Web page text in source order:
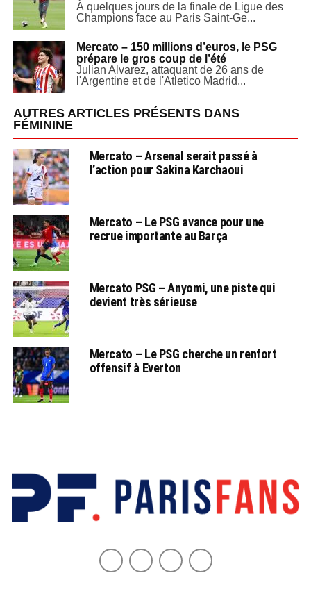
À quelques jours de la finale de Ligue des
Champions face au Paris Saint-Ge...
Mercato – 150 millions d’euros, le PSG
prépare le gros coup de l’été
Julian Alvarez, attaquant de 26 ans de
l'Argentine et de l'Atletico Madrid...
AUTRES ARTICLES PRÉSENTS DANS
FÉMININE
Mercato – Arsenal serait passé à
l’action pour Sakina Karchaoui
Mercato – Le PSG avance pour une
recrue importante au Barça
Mercato PSG – Anyomi, une piste qui
devient très sérieuse
Mercato – Le PSG cherche un renfort
offensif à Everton